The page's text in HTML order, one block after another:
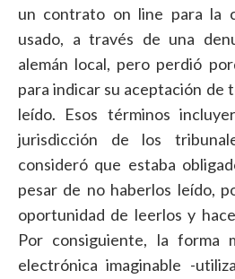
un contrato on line para la
usado, a través de una
alemán local, pero perdió
para indicar su aceptación de
leído. Esos términos
jurisdicción de los
consideró que estaba
pesar de no haberlos leído,
oportunidad de leerlos y
Por consiguiente, la forma
electrónica imaginable -